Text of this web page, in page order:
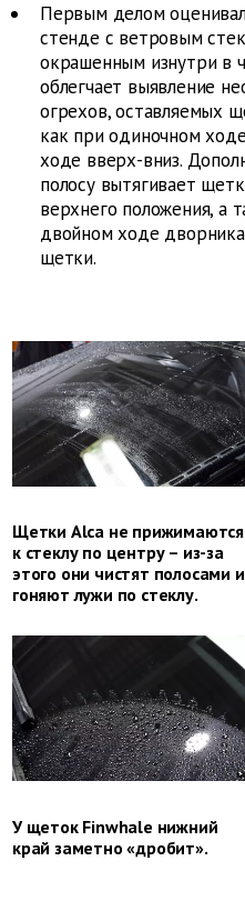
Первым делом
стенде с ветровым
окрашенным изнутри в
облегчает выявление
огрехов, оставляемых
как при одиночном
ходе вверх-вниз.
полосу вытягивает
верхнего положения, а
двойном ходе
щетки.
Щетки Alca не прижимаются
к стеклу по центру – из-за
этого они чистят полосами и
гоняют лужи по стеклу.
У щеток Finwhale нижний
край заметно ­«дробит».